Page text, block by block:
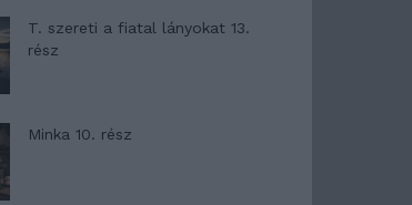
T. szereti a fiatal lányokat 13.
rész
Minka 10. rész